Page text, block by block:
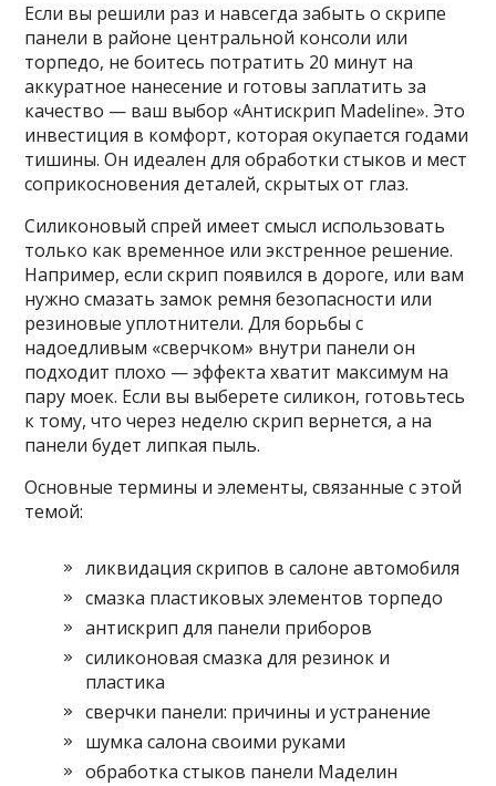
Если вы решили раз и навсегда забыть о скрипе
панели в районе центральной консоли или
торпедо, не боитесь потратить 20 минут на
аккуратное нанесение и готовы заплатить за
качество — ваш выбор «Антискрип Madeline». Это
инвестиция в комфорт, которая окупается годами
тишины. Он идеален для обработки стыков и мест
соприкосновения деталей, скрытых от глаз.
Силиконовый спрей имеет смысл использовать
только как временное или экстренное решение.
Например, если скрип появился в дороге, или вам
нужно смазать замок ремня безопасности или
резиновые уплотнители. Для борьбы с
надоедливым «сверчком» внутри панели он
подходит плохо — эффекта хватит максимум на
пару моек. Если вы выберете силикон, готовьтесь
к тому, что через неделю скрип вернется, а на
панели будет липкая пыль.
Основные термины и элементы, связанные с этой
темой:
ликвидация скрипов в салоне автомобиля
смазка пластиковых элементов торпедо
антискрип для панели приборов
силиконовая смазка для резинок и
пластика
сверчки панели: причины и устранение
шумка салона своими руками
обработка стыков панели Маделин